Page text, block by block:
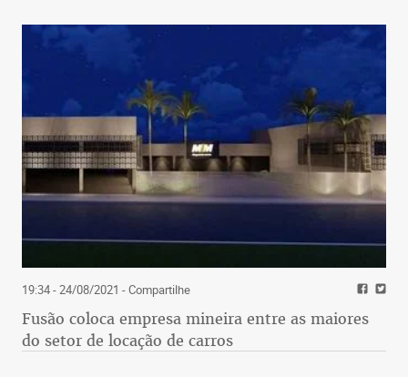
19:34 - 24/08/2021 - Compartilhe
Fusão coloca empresa mineira entre as maiores
do setor de locação de carros